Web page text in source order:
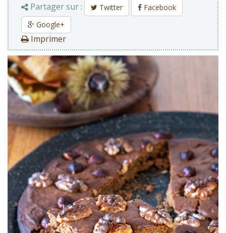
Partager sur :
Twitter
Facebook
Google+
Imprimer